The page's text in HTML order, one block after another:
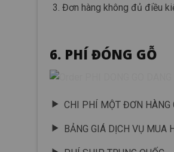
Đơn hàng không đủ điều
6. PHÍ ĐÓNG GỖ
CHI PHÍ MỘT ĐƠN HÀNG
BẢNG GIÁ DỊCH VỤ MUA